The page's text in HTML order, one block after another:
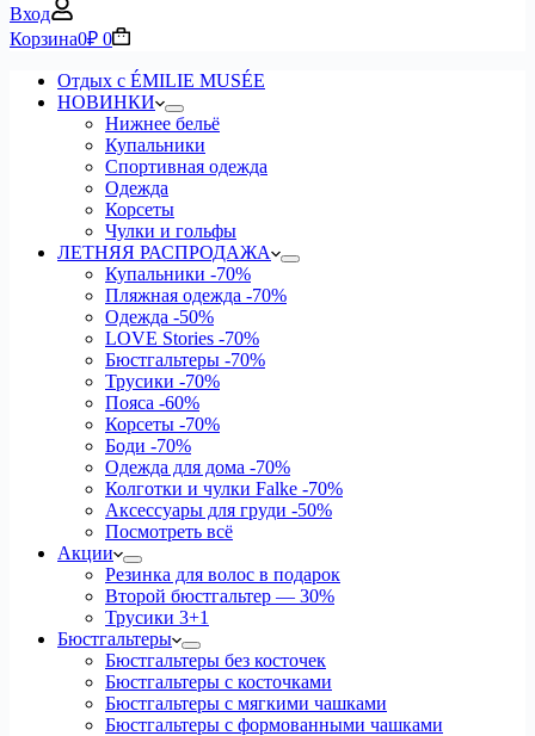
Вход
Корзина0₽ 0
Отдых с ÉMILIE MUSÉE
НОВИНКИ
Нижнее бельё
Купальники
Спортивная одежда
Одежда
Корсеты
Чулки и гольфы
ЛЕТНЯЯ РАСПРОДАЖА
Купальники -70%
Пляжная одежда -70%
Одежда -50%
LOVE Stories -70%
Бюстгальтеры -70%
Трусики -70%
Пояса -60%
Корсеты -70%
Боди -70%
Одежда для дома -70%
Колготки и чулки Falke -70%
Аксессуары для груди -50%
Посмотреть всё
Акции
Резинка для волос в подарок
Второй бюстгальтер — 30%
Трусики 3+1
Бюстгальтеры
Бюстгальтеры без косточек
Бюстгальтеры с косточками
Бюстгальтеры с мягкими чашками
Бюстгальтеры с формованными чашками